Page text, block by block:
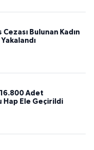
Cezası Bulunan Kadın
16.800 Adet
Hap Ele Geçirildi